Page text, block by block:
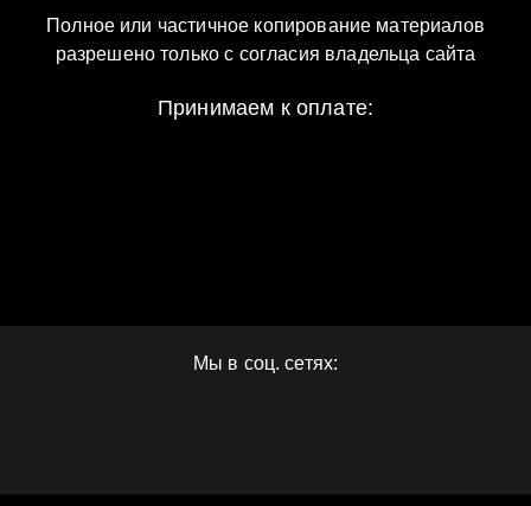
Полное или частичное копирование материалов
разрешено только с согласия владельца сайта
Принимаем к оплате:
Мы в соц. сетях: